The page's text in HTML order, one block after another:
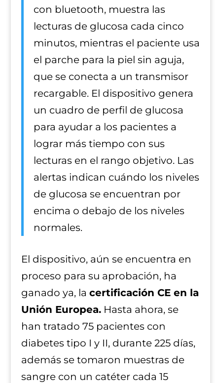
con bluetooth, muestra las
lecturas de glucosa cada cinco
minutos, mientras el paciente usa
el parche para la piel sin aguja,
que se conecta a un transmisor
recargable. El dispositivo genera
un cuadro de perfil de glucosa
para ayudar a los pacientes a
lograr más tiempo con sus
lecturas en el rango objetivo. Las
alertas indican cuándo los niveles
de glucosa se encuentran por
encima o debajo de los niveles
normales.
El dispositivo, aún se encuentra en
proceso para su aprobación, ha
ganado ya, la certificación CE en la
Unión Europea.Hasta ahora, se
han tratado 75 pacientes con
diabetes tipo I y II, durante 225 días,
además se tomaron muestras de
sangre con un catéter cada 15